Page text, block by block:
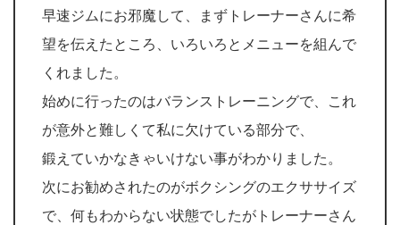
早速ジムにお邪魔して、まずトレーナーさんに希
望を伝えたところ、いろいろとメニューを組んで
くれました。
始めに行ったのはバランストレーニングで、これ
が意外と難しくて私に欠けている部分で、
鍛えていかなきゃいけない事がわかりました。
次にお勧めされたのがボクシングのエクササイズ
で、何もわからない状態でしたがトレーナーさん